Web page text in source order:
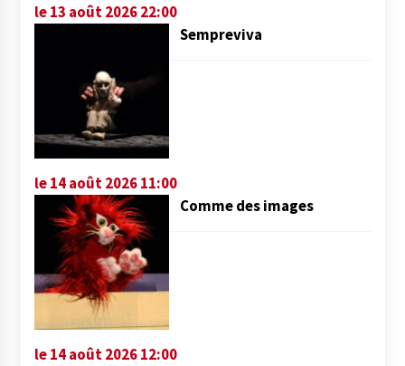
le 13 août 2026 22:00
Sempreviva
le 14 août 2026 11:00
Comme des images
le 14 août 2026 12:00